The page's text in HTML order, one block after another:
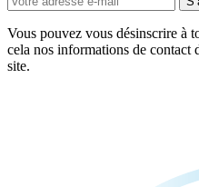
Vous pouvez vous désinscrire à
cela nos informations de contact
site.